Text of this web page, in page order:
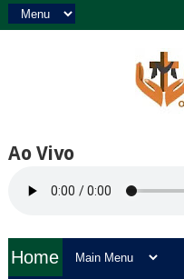
Ao Vivo
Home